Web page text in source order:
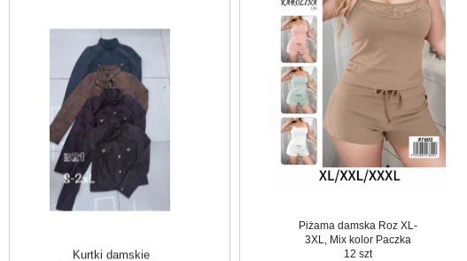
szczegóły
Piżama damska Roz XL-
3XL, Mix kolor Paczka
12 szt